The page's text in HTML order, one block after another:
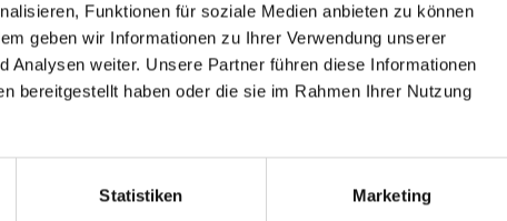
Funktionen für soziale Medien anbieten zu können
geben wir Informationen zu Ihrer Verwendung unserer
weiter. Unsere Partner führen diese Informationen
bereitgestellt haben oder die sie im Rahmen Ihrer Nutzung
Statistiken Marketing